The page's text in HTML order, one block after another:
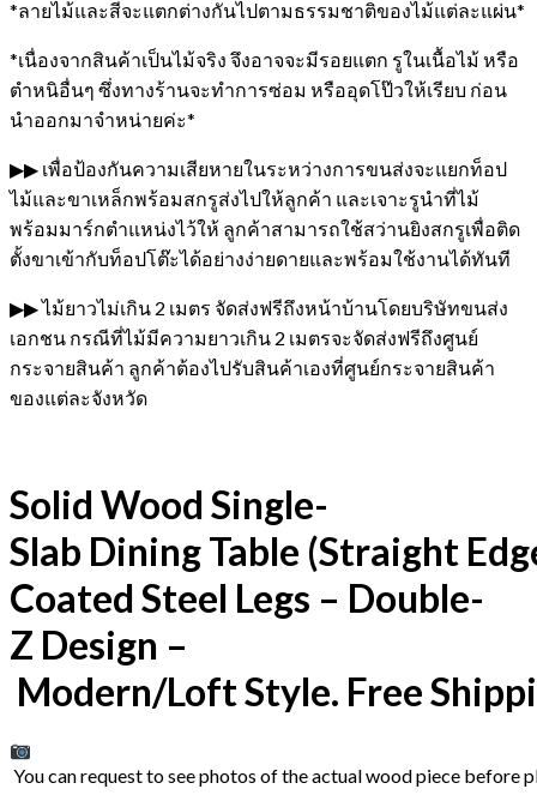
*ลายไม้และสีจะแตกต่างกันไปตามธรรมชาติของไม้แต่ละแผ่น*
*เนื่องจากสินค้าเป็นไม้จริง จึงอาจจะมีรอยแตก รูในเนื้อไม้ หรือ
ตำหนิอื่นๆ ซึ่งทางร้านจะทำการซ่อม หรืออุดโป๊วให้เรียบ ก่อน
นำออกมาจำหน่ายค่ะ*
▶▶ เพื่อป้องกันความเสียหายในระหว่างการขนส่งจะแยกท็อป
ไม้และขาเหล็กพร้อมสกรูส่งไปให้ลูกค้า และเจาะรูนำที่ไม้
พร้อมมาร์กตำแหน่งไว้ให้ ลูกค้าสามารถใช้สว่านยิงสกรูเพื่อติด
ตั้งขาเข้ากับท็อปโต๊ะได้อย่างง่ายดายและพร้อมใช้งานได้ทันที
▶▶ ไม้ยาวไม่เกิน 2 เมตร จัดส่งฟรีถึงหน้าบ้านโดยบริษัทขนส่ง
เอกชน กรณีที่ไม้มีความยาวเกิน 2 เมตรจะจัดส่งฟรีถึงศูนย์
กระจายสินค้า ลูกค้าต้องไปรับสินค้าเองที่ศูนย์กระจายสินค้า
ของแต่ละจังหวัด
Solid Wood Single-
Slab Dining Table (Straight
Coated Steel Legs – Double-
Z Design –
Modern/Loft Style. Free
You can request to see photos of the actual wood piece before